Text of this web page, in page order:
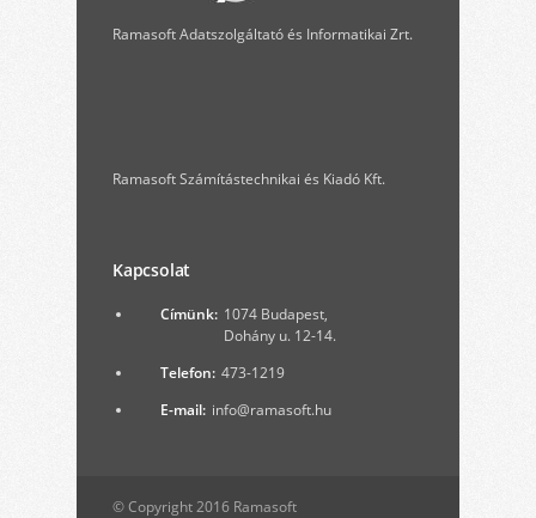
Ramasoft Adatszolgáltató és Informatikai Zrt.
Ramasoft Számítástechnikai és Kiadó Kft.
Kapcsolat
Címünk: 1074 Budapest,
Dohány u. 12-14.
Telefon: 473-1219
E-mail: info@ramasoft.hu
© Copyright 2016 Ramasoft